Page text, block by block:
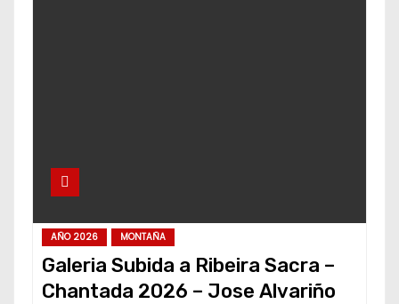
AÑO 2026 MONTAÑA
Galeria Subida a Ribeira Sacra –
Chantada 2026 – Jose Alvariño